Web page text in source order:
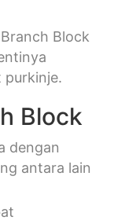
Block
purkinje.
Block
dengan
antara lain